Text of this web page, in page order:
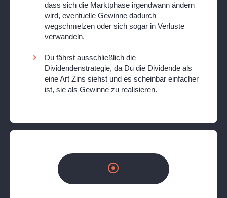
dass sich die Marktphase irgendwann ändern
wird, eventuelle Gewinne dadurch
wegschmelzen oder sich sogar in Verluste
verwandeln.
Du fährst ausschließlich die
Dividendenstrategie, da Du die Dividende als
eine Art Zins siehst und es scheinbar einfacher
ist, sie als Gewinne zu realisieren.